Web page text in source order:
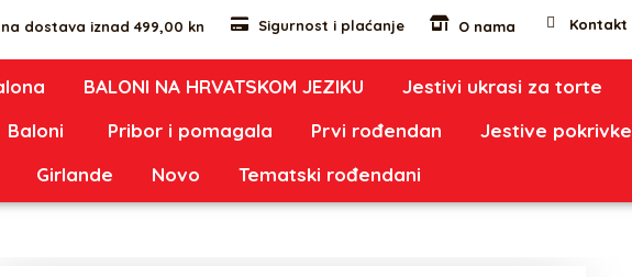
dostava iznad 499,00 kn Sigurnost i plaćanje O nama Kontakt
BALONI NA HRVATSKOM JEZIKU
Jestivi ukrasi za torte
Baloni Pribor i pomagala Prvi rođendan
Jestive pokrivke
Girlande
Novo Tematski rođendani